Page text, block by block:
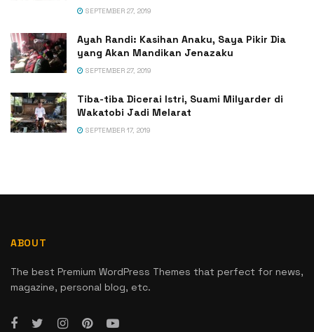
SEPTEMBER 27, 2019
Ayah Randi: Kasihan Anaku, Saya Pikir Dia
yang Akan Mandikan Jenazaku
SEPTEMBER 27, 2019
Tiba-tiba Dicerai Istri, Suami Milyarder di
Wakatobi Jadi Melarat
SEPTEMBER 17, 2019
ABOUT
The best Premium WordPress Themes that perfect for news,
magazine, personal blog, etc.